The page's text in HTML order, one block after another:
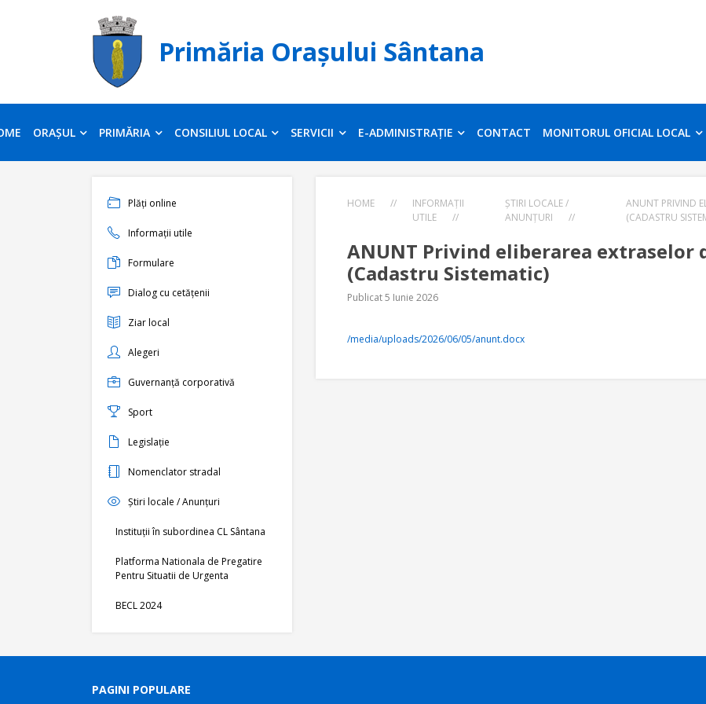
Primăria Orașului Sântana
ORAȘUL PRIMĂRIA CONSILIUL LOCAL SERVICII E-ADMINISTRAȚIE CONTACT MONITORUL OFICIAL LOCAL
Plăți online
Informații utile
Formulare
Dialog cu cetățenii
Ziar local
Alegeri
Guvernanță corporativă
Sport
Legislație
Nomenclator stradal
Știri locale / Anunțuri
Instituții în subordinea CL Sântana
Platforma Nationala de Pregatire
Pentru Situatii de Urgenta
BECL 2024
HOME //
INFORMAȚII
UTILE
//
ȘTIRI LOCALE /
ANUNȚURI
//
ANUNT PRIVIND
(CADASTRU
ANUNT Privind eliberarea extraselor
(Cadastru Sistematic)
Publicat 5 Iunie 2026
/media/uploads/2026/06/05/anunt.docx
PAGINI POPULARE